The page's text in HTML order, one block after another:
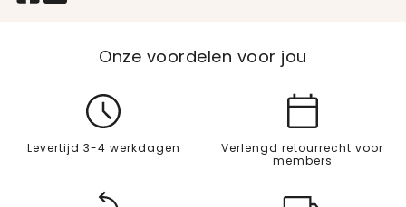
Onze voordelen voor jou
Levertijd 3-4 werkdagen
Verlengd retourrecht voor
members